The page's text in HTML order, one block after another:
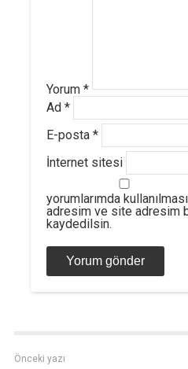
Yorum *
Ad *
E-posta *
İnternet sitesi
yorumlarımda
adresim ve site adresim
kaydedilsin.
Önceki yazı